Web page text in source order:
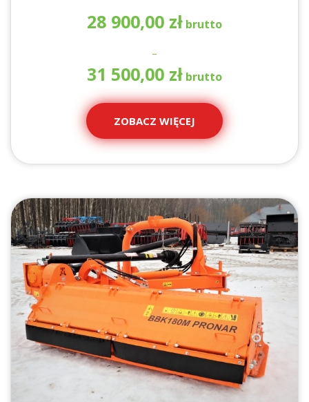
28 900,00 zł
–
31 500,00 zł
31
ZOBACZ WIĘCEJ